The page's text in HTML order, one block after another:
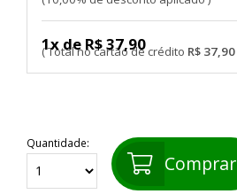
R$ 37,90
1x de R$ 37,90
Quantidade:
Comprar